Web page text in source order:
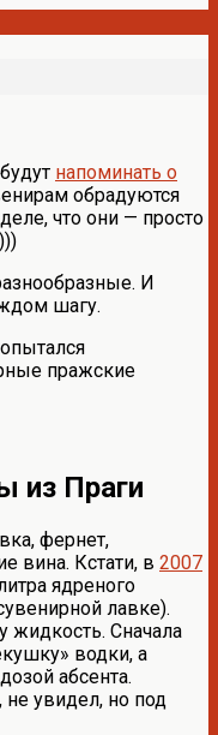
напоминать о
обрадуются
что они — просто
И
шагу.
пражские
из Праги
фернет,
вина. Кстати, в 2007
ядреного
лавке).
жидкость. Сначала
водки, а
абсента.
увидел, но под